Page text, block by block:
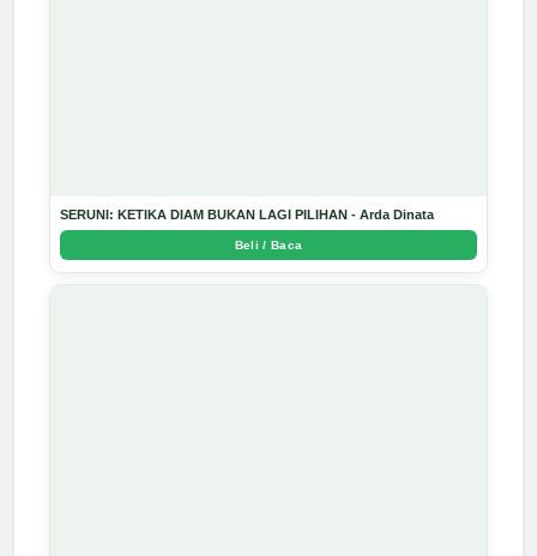
SERUNI: KETIKA DIAM BUKAN LAGI PILIHAN - Arda Dinata
Beli / Baca